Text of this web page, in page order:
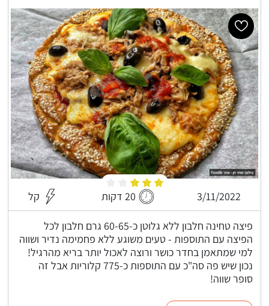
3/11/2022 20 דקות קל
פיצה טחינה חלבון ללא גלוטן כ-60-65 גרם חלבון לכל
הפיצה עם התוספות - טעים משוגע ללא פחמימה נדיר ושווה
למי שמתאמן בחדר כושר ורוצה לאכול יותר בריא מהרגיל!
נכון שיש פה סה"כ עם התוספות כ-775 קלוריות אבל זה
סופר שווה!